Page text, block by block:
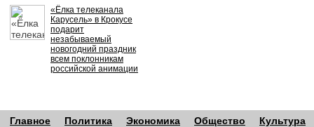
«Ёлка телеканала
Карусель» в Крокусе
подарит
незабываемый
новогодний праздник
всем поклонникам
российской анимации
Главное Политика Экономика Общество Культура